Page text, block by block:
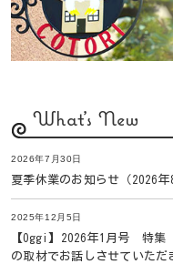
What's New
2026年7月30日
夏季休業のお知らせ（2026
2025年12月5日
【Oggi】2026年1月号 特集
の取材でお話しさせていただ